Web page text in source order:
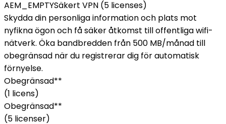
AEM_EMPTYSäkert VPN (5 licenses)
Skydda din personliga information och plats mot
nyfikna ögon och få säker åtkomst till offentliga wifi-
nätverk. Öka bandbredden från 500 MB/månad till
obegränsad när du registrerar dig för automatisk
förnyelse.
Obegränsad**
(1 licens)
Obegränsad**
(5 licenser)